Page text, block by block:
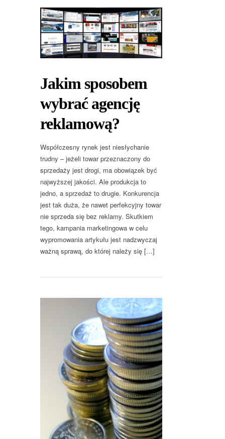
Jakim sposobem
wybrać agencję
reklamową?
Współczesny rynek jest niesłychanie
trudny – jeżeli towar przeznaczony do
sprzedaży jest drogi, ma obowiązek być
najwyższej jakości. Ale produkcja to
jedno, a sprzedaż to drugie. Konkurencja
jest tak duża, że nawet perfekcyjny towar
nie sprzeda się bez reklamy. Skutkiem
tego, kampania marketingowa w celu
wypromowania artykułu jest nadzwyczaj
ważną sprawą, do której należy się […]